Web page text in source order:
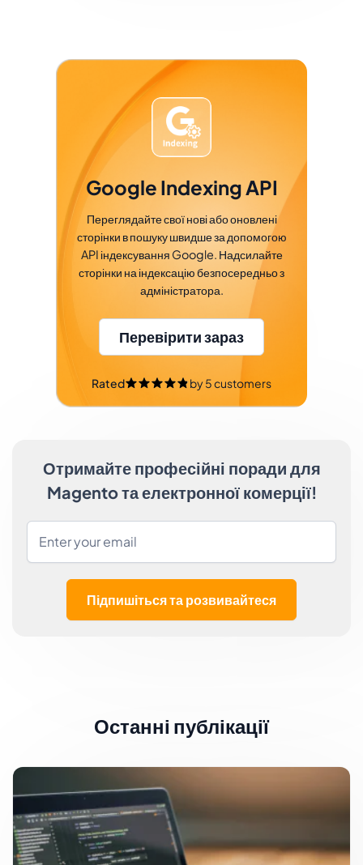
Google Indexing API
Переглядайте свої нові або оновлені
сторінки в пошуку швидше за допомогою
API індексування Google. Надсилайте
сторінки на індексацію безпосередньо з
адміністратора.
Перевірити зараз
Rated by5customers
Отримайте професійні поради для
Magento та електронної комерції!
Підпишіться та розвивайтеся
Останні публікації